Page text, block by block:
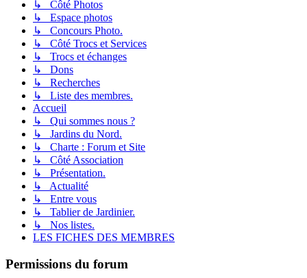
↳ Côté Photos
↳ Espace photos
↳ Concours Photo.
↳ Côté Trocs et Services
↳ Trocs et échanges
↳ Dons
↳ Recherches
↳ Liste des membres.
Accueil
↳ Qui sommes nous ?
↳ Jardins du Nord.
↳ Charte : Forum et Site
↳ Côté Association
↳ Présentation.
↳ Actualité
↳ Entre vous
↳ Tablier de Jardinier.
↳ Nos listes.
LES FICHES DES MEMBRES
Permissions du forum